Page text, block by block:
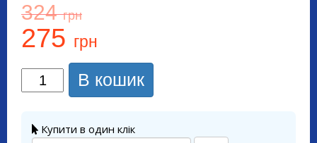
324грн
275 грн
В кошик
Купити в один клік